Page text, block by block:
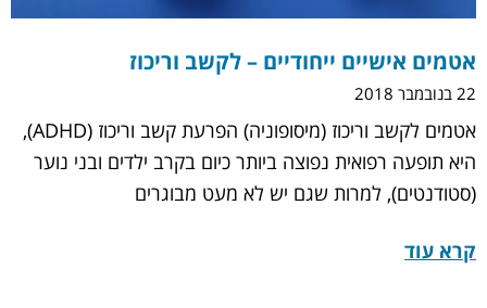
אטמים אישיים ייחודיים – לקשב וריכוז
22 בנובמבר 2018
אטמים לקשב וריכוז (מיסופוניה) הפרעת קשב וריכוז (ADHD),
היא תופעה רפואית נפוצה ביותר כיום בקרב ילדים ובני נוער
(סטודנטים), למרות שגם יש לא מעט מבוגרים
קרא עוד